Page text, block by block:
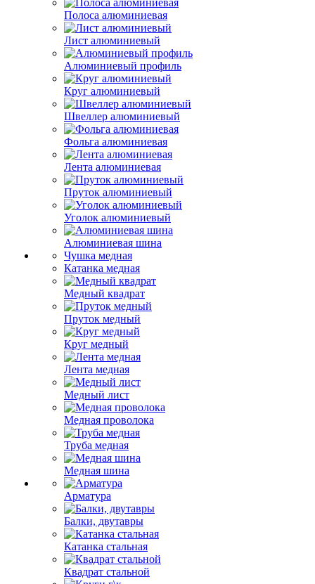
Полоса алюминиевая
Лист алюминиевый
Алюминиевый профиль
Круг алюминиевый
Швеллер алюминиевый
Фольга алюминиевая
Лента алюминиевая
Пруток алюминиевый
Уголок алюминиевый
Алюминиевая шина
Чушка медная
Катанка медная
Медный квадрат
Пруток медный
Круг медный
Лента медная
Медный лист
Медная проволока
Труба медная
Медная шина
Арматура
Балки, двутавры
Катанка стальная
Квадрат стальной